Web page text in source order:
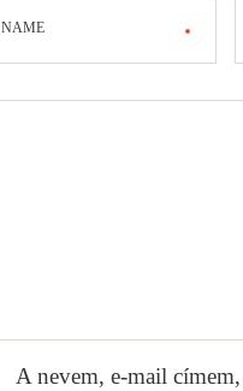
NAME
A nevem, e-mail